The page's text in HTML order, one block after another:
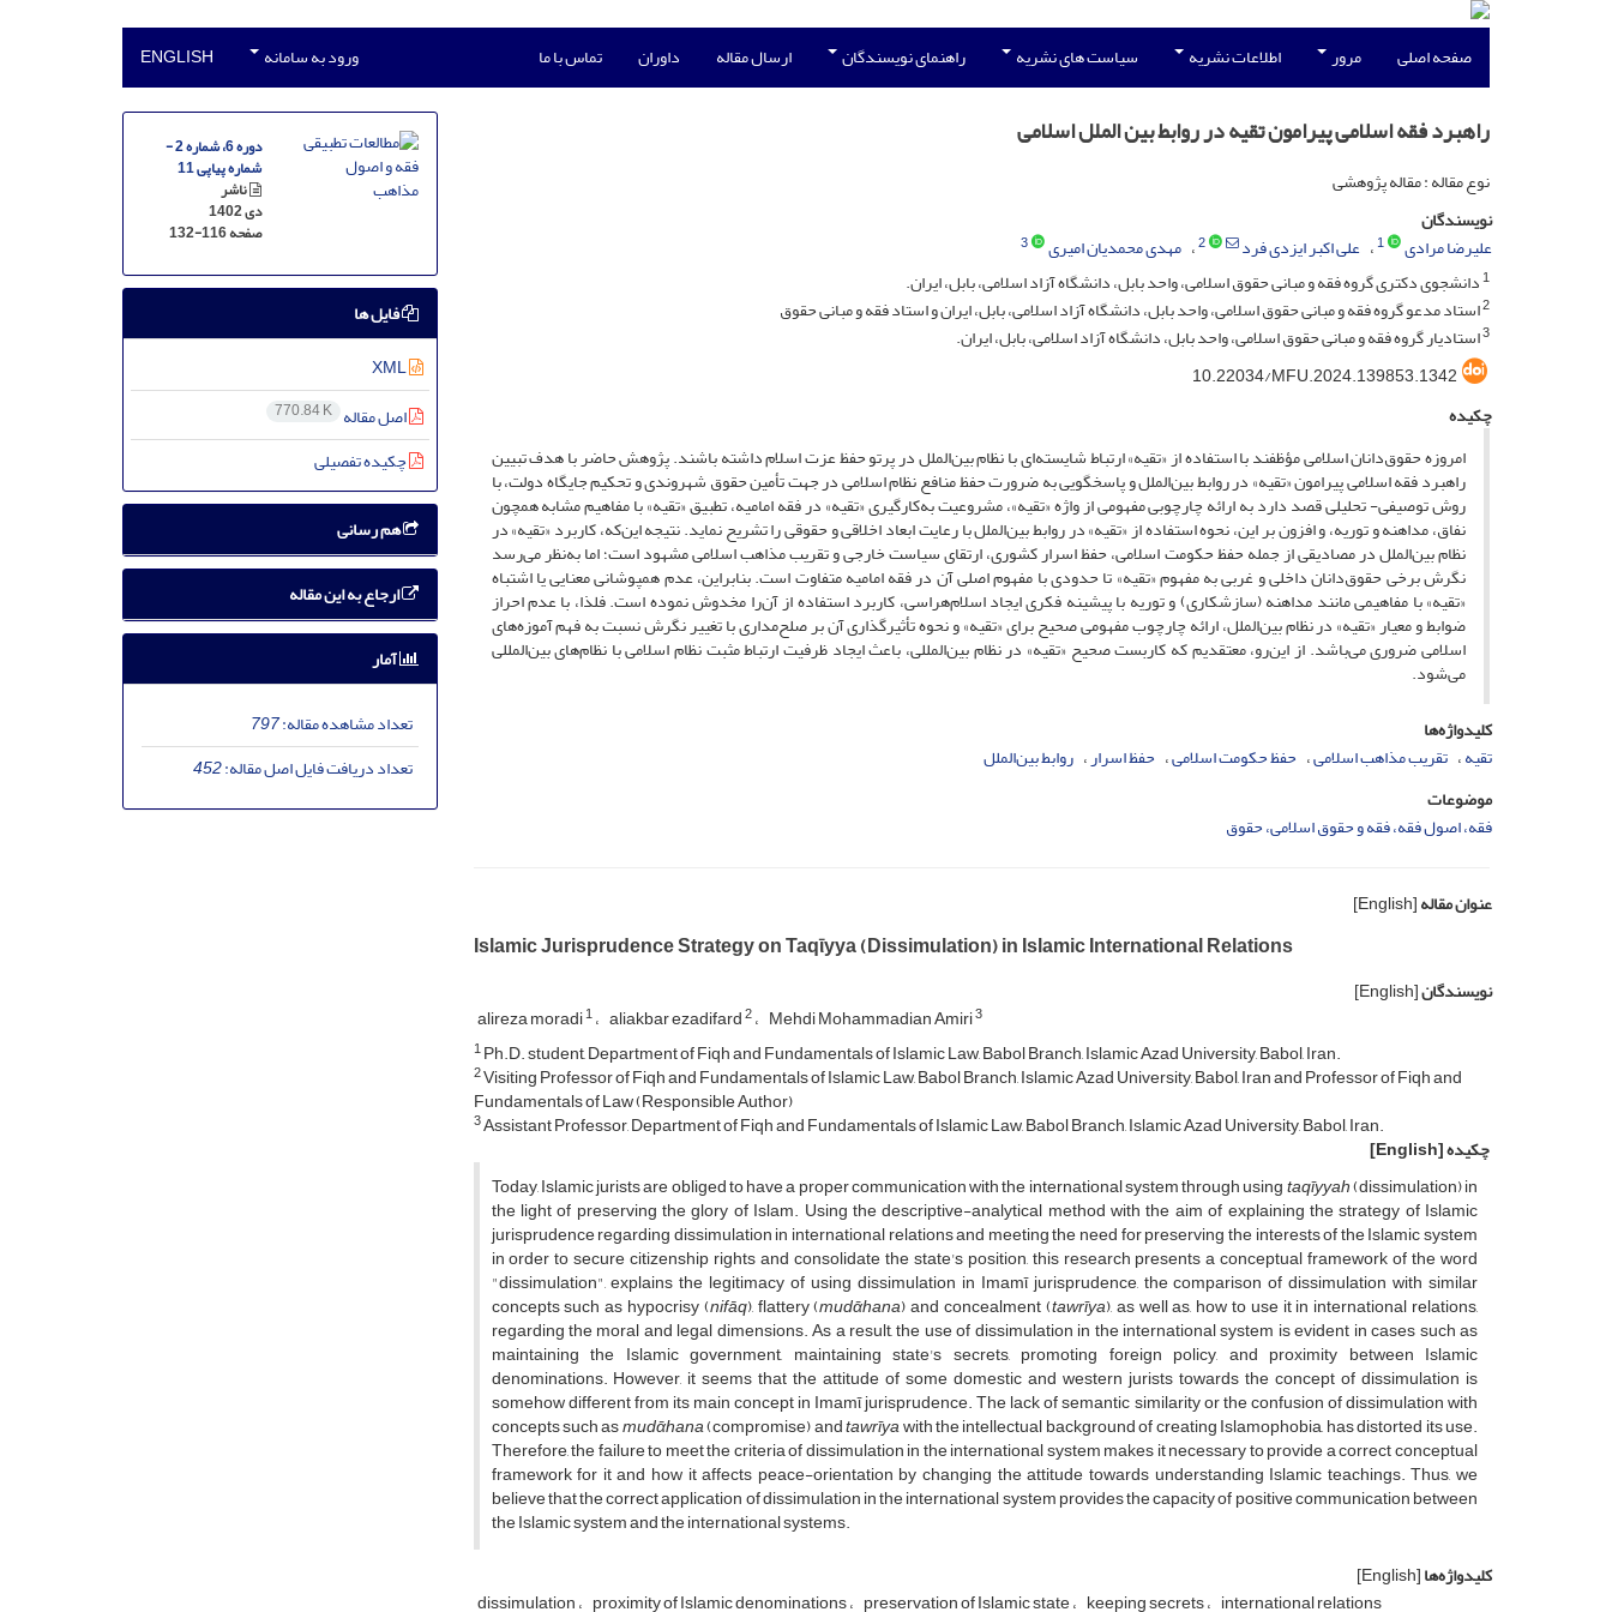
صفحه اصلی مرور اطلاعات نشریه سیاست های نشریه راهنمای نویسندگان ارسال مقاله داوران تماس با ما ورود به سامانه ENGLISH
راهبرد فقه اسلامی پیرامون تقیه در روابط بین الملل اسلامی
نوع مقاله : مقاله پژوهشی
نویسندگان
علیرضا مرادی
1 علی اکبر ایزدی فرد 2 مهدی محمدیان امیری
3
1دانشجوی دکتری گروه فقه و مبانی حقوق اسلامی، واحد بابل، دانشگاه آزاد اسلامی، بابل، ایران.
2استاد مدعو گروه فقه و مبانی حقوق اسلامی، واحد بابل، دانشگاه آزاد اسلامی، بابل، ایران و استاد فقه و مبانی حقوق
3استادیار گروه فقه و مبانی حقوق اسلامی، واحد بابل، دانشگاه آزاد اسلامی، بابل، ایران.
10.22034/MFU.2024.139853.1342
چکیده
امروزه حقوق‌دانان اسلامی مؤظفند با استفاده از «تقیه» ارتباط شایسته‌ای با نظام بین‌الملل در پرتو حفظ عزت اسلام داشته باشند. پژوهش حاضر با هدف تبیین
راهبرد فقه اسلامی پیرامون «تقیه» در روابط بین‌الملل و پاسخگویی به ضرورت حفظ منافع نظام اسلامی در جهت تأمین حقوق شهروندی و تحکیم جایگاه دولت، با
روش توصیفی- تحلیلی قصد دارد به ارائه چارچوبی مفهومی از واژه‌ «تقیه»، مشروعیت به‌کارگیری «تقیه» در فقه امامیه، تطبیق «تقیه» با مفاهیم مشابه همچون
نفاق، مداهنه و توریه، و افزون بر این، نحوه استفاده از «تقیه» در روابط بین‌الملل با رعایت ابعاد اخلاقی و حقوقی را تشریح نماید. نتیجه این‌که، کاربرد «تقیه» در
نظام بین‌الملل در مصادیقی از جمله حفظ حکومت اسلامی، حفظ اسرار کشوری، ارتقای سیاست خارجی و تقریب مذاهب اسلامی مشهود است؛ اما به‌نظر می‌رسد
نگرش برخی حقوق‌دانان داخلی و غربی به مفهوم «تقیه» تا حدودی با مفهوم اصلی آن در فقه امامیه متفاوت است. بنابراین، عدم همپوشانی معنایی یا اشتباه
«تقیه» با مفاهیمی مانند مداهنه (سازشکاری) و توریه با پیشینه فکری ایجاد اسلام‌هراسی، کاربرد استفاده از آن‌را مخدوش نموده است. فلذا، با عدم احراز
ضوابط و معیار «تقیه» در نظام بین‌الملل، ارائه چارچوب مفهومی صحیح برای «تقیه» و نحوه تأثیرگذاری آن بر صلح‌مداری با تغییر نگرش نسبت به فهم آموزه‌های
اسلامی ضروری می‌باشد. از این‌رو، معتقدیم که کاربست صحیح «تقیه» در نظام بین‌المللی، باعث ایجاد ظرفیت ارتباط مثبت نظام اسلامی با نظام‌های بین‌المللی
می‌شود.
کلیدواژه‌ها
تقیه تقریب مذاهب اسلامی حفظ حکومت اسلامی حفظ اسرار روابط بین‌الملل
موضوعات
فقه، اصول فقه، فقه و حقوق اسلامی، حقوق
عنوان مقاله[English]
Islamic Jurisprudence Strategy on Taqῑyya (Dissimulation) in Islamic International Relations
نویسندگان[English]
alireza moradi1 aliakbar ezadifard2 Mehdi Mohammadian Amiri3
1Ph.D. student, Department of Fiqh and Fundamentals of Islamic Law, Babol Branch, Islamic Azad University, Babol, Iran.
2Visiting Professor of Fiqh and Fundamentals of Islamic Law, Babol Branch, Islamic Azad University, Babol, Iran and Professor of Fiqh and
Fundamentals of Law (Responsible Author)
3Assistant Professor, Department of Fiqh and Fundamentals of Islamic Law, Babol Branch, Islamic Azad University, Babol, Iran.
چکیده[English]
Today, Islamic jurists are obliged to have a proper communication with the international system through usingtaqῑyyah(dissimulation) in
the light of preserving the glory of Islam. Using the descriptive-analytical method with the aim of explaining the strategy of Islamic
jurisprudence regarding dissimulation in international relations and meeting the need for preserving the interests of the Islamic system
in order to secure citizenship rights and consolidate the state's position, this research presents a conceptual framework of the word
"dissimulation", explains the legitimacy of using dissimulation in Imamῑ jurisprudence, the comparison of dissimulation with similar
concepts such as hypocrisy (nifāq), flattery (mudᾱhana)and concealment (tawrῑya), as well as, how to use it in international relations,
regarding the moral and legal dimensions. As a result, the use of dissimulation in the international system is evident in cases such as
maintaining the Islamic government, maintaining state's secrets, promoting foreign policy, and proximity between Islamic
denominations. However, it seems that the attitude of some domestic and western jurists towards the concept of dissimulation is
somehow different from its main concept in Imamῑ jurisprudence. The lack of semantic similarity or the confusion of dissimulation with
concepts such asmudᾱhana(compromise) andtawrῑyawith the intellectual background of creating Islamophobia, has distorted its use.
Therefore, the failure to meet the criteria of dissimulation in the international system makes it necessary to provide a correct conceptual
framework for it and how it affects peace-orientation by changing the attitude towards understanding Islamic teachings. Thus, we
believe that the correct application of dissimulation in the international system provides the capacity of positive communication between
the Islamic system and the international systems.
کلیدواژه‌ها[English]
dissimulation proximity of Islamic denominations preservation of Islamic state keeping secrets international relations
دوره 6، شماره 2 -
شماره پیاپی 11
ناشر
دی 1402
صفحه132-116
فایل ها
XML
اصل مقاله 770.84 K
چکیده تفصیلی
هم رسانی
ارجاع به این مقاله
آمار
تعداد مشاهده مقاله:797
تعداد دریافت فایل اصل مقاله:452